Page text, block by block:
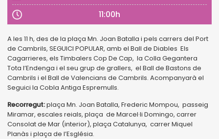
11:00h
A les 11 h, des de la plaça Mn. Joan Batalla i pels carrers del Port
de Cambrils, SEGUICI POPULAR, amb el Ball de Diables Els
Cagarrieres, els Timbalers Cop De Cap, la Colla Gegantera
Tota l’Endenga i el seu grup de grallers, el Ball de Bastons de
Cambrils i el Ball de Valencians de Cambrils. Acompanyarà el
Seguici la Cobla Antiga Espremulls.
Recorregut:plaça Mn. Joan Batalla, Frederic Mompou, passeig
Miramar, escales reials, plaça de Marcel·li Domingo, carrer
Consolat de Mar (interior), plaça Catalunya, carrer Miquel
Planàs i plaça de l’Església.